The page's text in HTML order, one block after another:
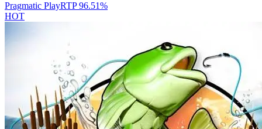
Pragmatic PlayRTP96.51%
HOT